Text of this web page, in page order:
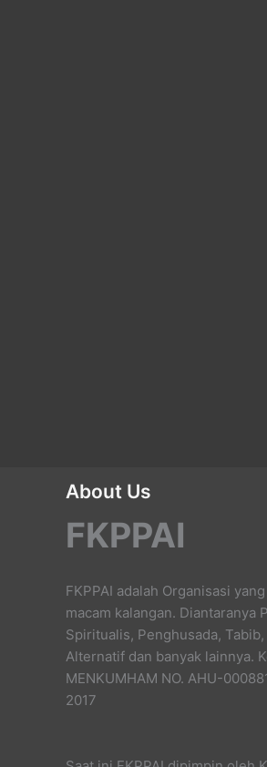
About Us
FKPPAI
FKPPAI adalah Organisasi
macam kalangan. Diantaranya
Spiritualis, Penghusada,
Alternatif dan banyak lainnya.
MENKUMHAM NO. AHU-
2017